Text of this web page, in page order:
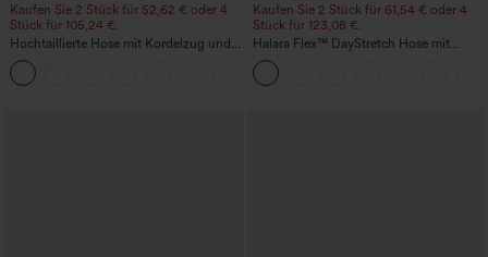
Kaufen Sie 2 Stück für 52,62 € oder 4
Stück für 105,24 €.
Hochtaillierte Hose mit Kordelzug und
Taschen, weitem Bein, lässig und locker
in Leinenoptik
Kaufen Sie 2 Stück für 61,54 € oder 4
Stück für 123,08 €.
Halara Flex™ DayStretch Hose mit
mittlerer Bundhöhe, seitlicher
Reißverschlusstasche und
Work‑Flare‑Schnitt